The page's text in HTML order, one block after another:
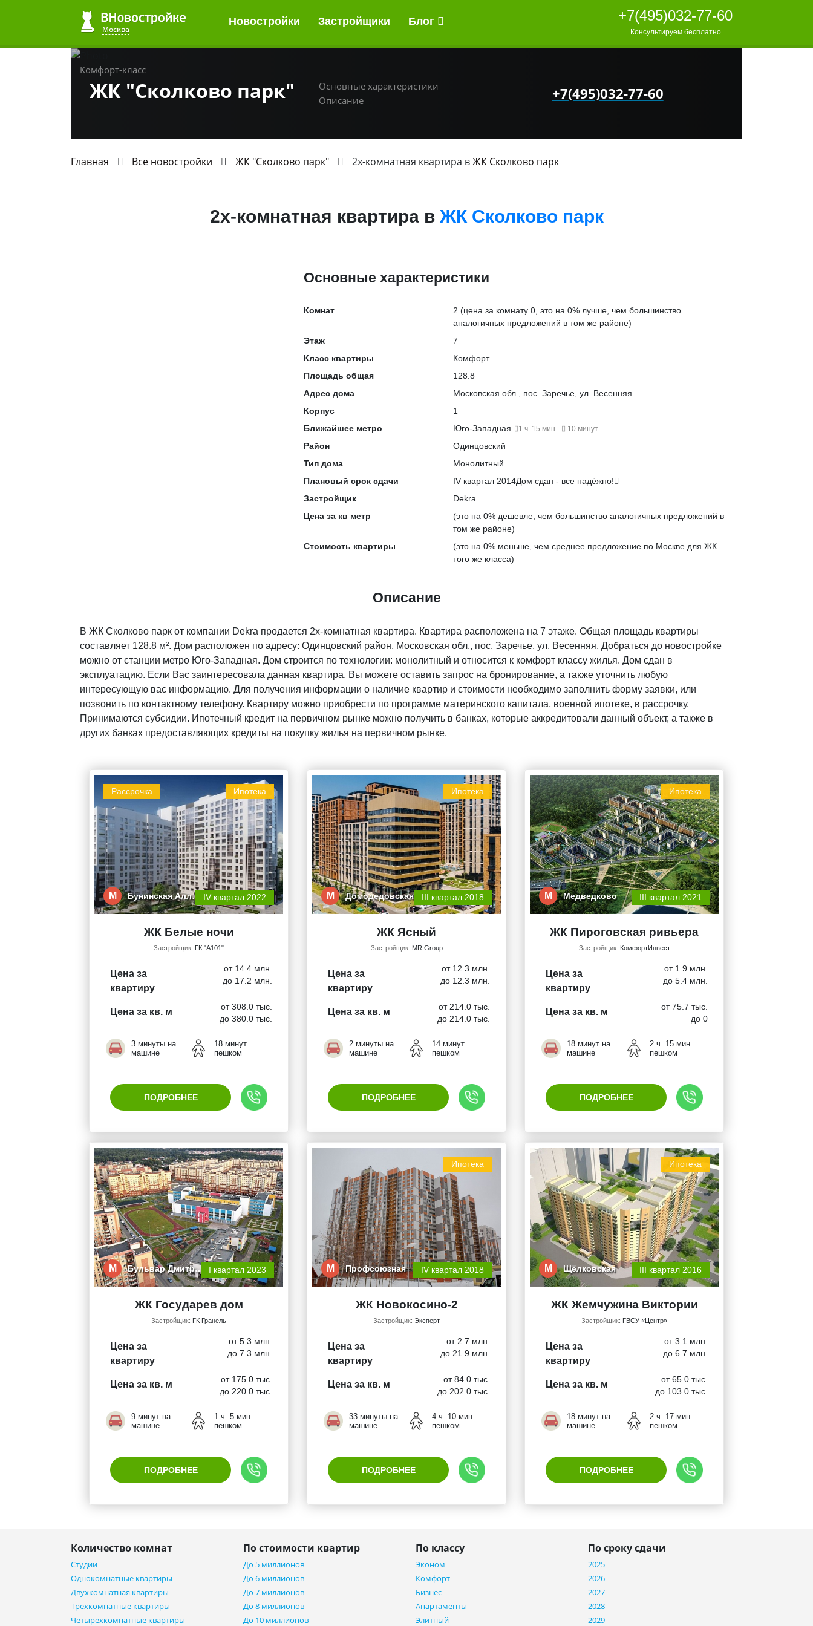
Москва
Новостройки Застройщики Блог +7(495)032-77-60
Консультируем бесплатно
Комфорт-класс
ЖК "Сколково парк"
Основные характеристики
Описание
+7(495)032-77-60
Главная Все новостройки ЖК "Сколково парк" 2х-комнатная квартира вЖК Сколково парк
2х-комнатная квартира в ЖК Сколково парк
Основные характеристики
Комнат 2 (цена за комнату 0, это на 0% лучше, чем большинство
аналогичных предложений в том же районе)
Этаж
7
Класс квартиры
Комфорт
Площадь общая
128.8
Адрес дома
Московская обл., пос. Заречье, ул. Весенняя
Корпус
1
Ближайшее метро
Юго-Западная 1 ч. 15 мин. 10 минут
Район
Одинцовский
Тип дома
Монолитный
Плановый срок сдачи
IV квартал 2014Дом сдан - все надёжно!
Застройщик
Dekra
Цена за кв метр
(это на 0% дешевле, чем большинство аналогичных предложений в
том же районе)
Стоимость квартиры
(это на 0% меньше, чем среднее предложение по Москве для ЖК
того же класса)
Описание
В ЖК Сколково парк от компании Dekra продается 2х-комнатная квартира. Квартира расположена на 7 этаже. Общая площадь квартиры
составляет 128.8 м². Дом расположен по адресу: Одинцовский район, Московская обл., пос. Заречье, ул. Весенняя. Добраться до новостройке
можно от станции метро Юго-Западная. Дом строится по технологии: монолитный и относится к комфорт классу жилья. Дом сдан в
эксплуатацию. Если Вас заинтересовала данная квартира, Вы можете оставить запрос на бронирование, а также уточнить любую
интересующую вас информацию. Для получения информации о наличие квартир и стоимости необходимо заполнить форму заявки, или
позвонить по контактному телефону. Квартиру можно приобрести по программе материнского капитала, военной ипотеке, в рассрочку.
Принимаются субсидии. Ипотечный кредит на первичном рынке можно получить в банках, которые аккредитовали данный объект, а также в
других банках предоставляющих кредиты на покупку жилья на первичном рынке.
Ипотека
Рассрочка
М Бунинская Алл… IV квартал 2022
ЖК Белые ночи
Застройщик: ГК "А101"
Цена за
квартиру
от 14.4 млн.
до 17.2 млн.
Цена за кв. м
от 308.0 тыс.
до 380.0 тыс.
3 минуты на
машине
18 минут
пешком
ПОДРОБНЕЕ
Ипотека
М Домодедовская III квартал 2018
ЖК Ясный
Застройщик: MR Group
Цена за
квартиру
от 12.3 млн.
до 12.3 млн.
Цена за кв. м
от 214.0 тыс.
до 214.0 тыс.
2 минуты на
машине
14 минут
пешком
ПОДРОБНЕЕ
Ипотека
М Медведково III квартал 2021
ЖК Пироговская ривьера
Застройщик: КомфортИнвест
Цена за
квартиру
от 1.9 млн.
до 5.4 млн.
Цена за кв. м
от 75.7 тыс.
до 0
18 минут на
машине
2 ч. 15 мин.
пешком
ПОДРОБНЕЕ
М Бульвар Дмитр… I квартал 2023
ЖК Государев дом
Застройщик: ГК Гранель
Цена за
квартиру
от 5.3 млн.
до 7.3 млн.
Цена за кв. м
от 175.0 тыс.
до 220.0 тыс.
9 минут на
машине
1 ч. 5 мин.
пешком
ПОДРОБНЕЕ
Ипотека
М Профсоюзная IV квартал 2018
ЖК Новокосино-2
Застройщик: Эксперт
Цена за
квартиру
от 2.7 млн.
до 21.9 млн.
Цена за кв. м
от 84.0 тыс.
до 202.0 тыс.
33 минуты на
машине
4 ч. 10 мин.
пешком
ПОДРОБНЕЕ
Ипотека
М Щёлковская III квартал 2016
ЖК Жемчужина Виктории
Застройщик: ГВСУ «Центр»
Цена за
квартиру
от 3.1 млн.
до 6.7 млн.
Цена за кв. м
от 65.0 тыс.
до 103.0 тыс.
18 минут на
машине
2 ч. 17 мин.
пешком
ПОДРОБНЕЕ
Количество комнат
Студии
Однокомнатные квартиры
Двухкомнатная квартиры
Трехкомнатные квартиры
Четырехкомнатные квартиры
По стоимости квартир
До 5 миллионов
До 6 миллионов
До 7 миллионов
До 8 миллионов
До 10 миллионов
По классу
Эконом
Комфорт
Бизнес
Апартаменты
Элитный
По сроку сдачи
2025
2026
2027
2028
2029